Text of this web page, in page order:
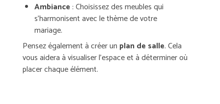
Ambiance : Choisissez des meubles qui
s’harmonisent avec le thème de votre
mariage.
Pensez également à créer un plan de salle. Cela
vous aidera à visualiser l’espace et à déterminer où
placer chaque élément.